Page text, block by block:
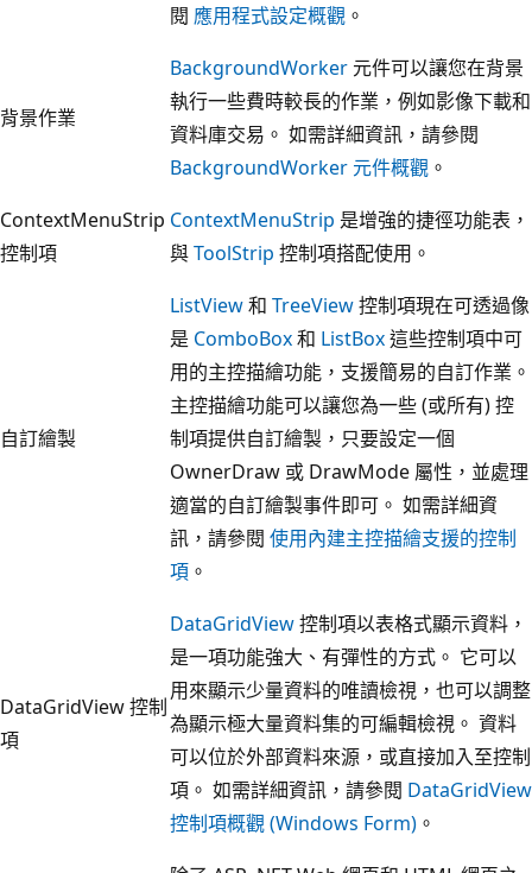
閱 應用程式設定概觀 。
背景作業
BackgroundWorker 元件可以讓您在背景
執行一些費時較長的作業，例如影像下載和
資料庫交易。 如需詳細資訊，請參閱
BackgroundWorker 元件概觀 。
ContextMenuStrip
控制項
ContextMenuStrip 是增強的捷徑功能表，
與ToolStrip 控制項搭配使用。
自訂繪製
ListView和 TreeView控制項現在可透過像
是 ComboBox和 ListBox這些控制項中可
用的主控描繪功能，支援簡易的自訂作業。
主控描繪功能可以讓您為一些 (或所有) 控
制項提供自訂繪製，只要設定一個
OwnerDraw 或 DrawMode 屬性，並處理
適當的自訂繪製事件即可。 如需詳細資
訊，請參閱 使用內建主控描繪支援的控制
項 。
DataGridView 控制
項
DataGridView控制項以表格式顯示資料，
是一項功能強大、有彈性的方式。 它可以
用來顯示少量資料的唯讀檢視，也可以調整
為顯示極大量資料集的可編輯檢視。 資料
可以位於外部資料來源，或直接加入至控制
項。 如需詳細資訊，請參閱 DataGridView
控制項概觀 (Windows Form) 。